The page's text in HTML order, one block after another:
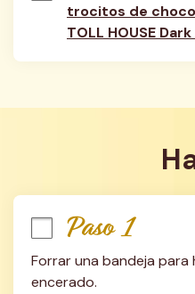
trocitos de
TOLL HOUSE
Paso 1
Forrar una bandeja
encerado.